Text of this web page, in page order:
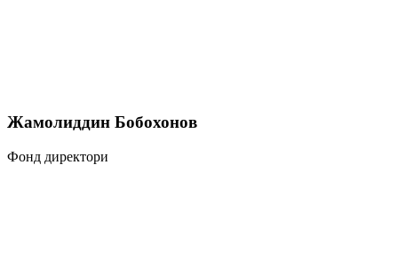
Жамолиддин Бобохонов
Фонд директори